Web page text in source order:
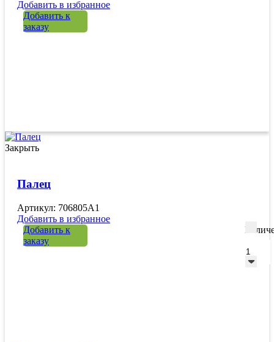
Добавить в избранное
Добавить к
заказу
Закрыть
Палец
Артикул: 706805A1
Добавить в избранное
Добавить к
заказу